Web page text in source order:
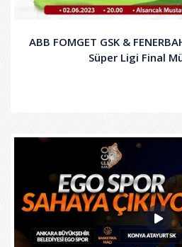
ABB FOMGET GSK &
Süper Ligi Final